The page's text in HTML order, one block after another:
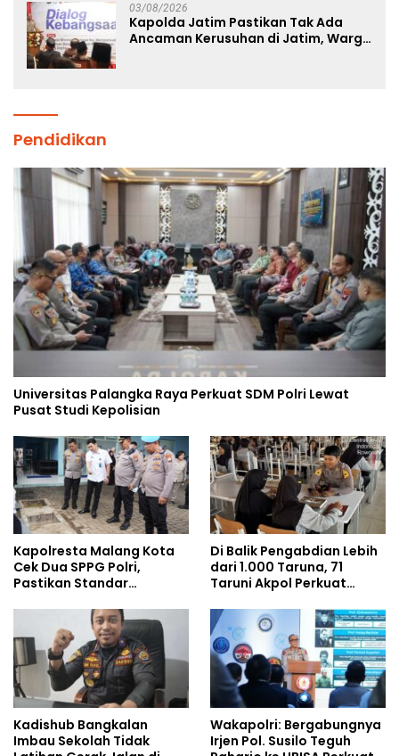
03/08/2026
Kapolda Jatim Pastikan Tak Ada
Ancaman Kerusuhan di Jatim, Warga
Pendidikan
Universitas Palangka Raya Perkuat SDM Polri Lewat
Pusat Studi Kepolisian
Kapolresta Malang Kota
Cek Dua SPPG Polri,
Pastikan Standar
Pengelolaan Limbah
Berjalan Optimal
Di Balik Pengabdian Lebih
dari 1.000 Taruna, 71
Taruni Akpol Perkuat
Siswa Sekolah Rakyat
Kadishub Bangkalan
Imbau Sekolah Tidak
Wakapolri: Bergabungnya
Irjen Pol. Susilo Teguh